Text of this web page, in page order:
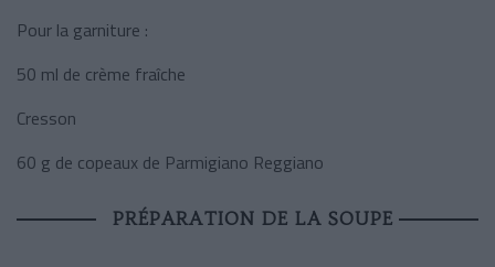
Pour la garniture :
50 ml de crème fraîche
Cresson
60 g de copeaux de Parmigiano Reggiano
PRÉPARATION DE LA SOUPE